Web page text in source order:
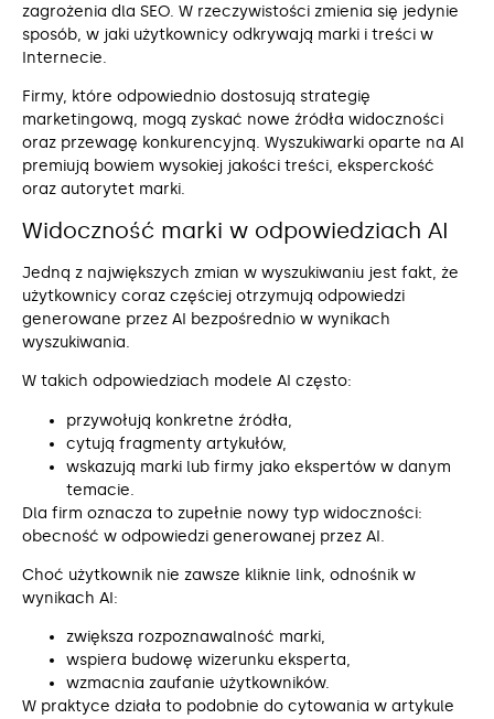
zagrożenia dla SEO. W rzeczywistości zmienia się jedynie
sposób, w jaki użytkownicy odkrywają marki i treści w
Internecie.
Firmy, które odpowiednio dostosują strategię
marketingową, mogą zyskać nowe źródła widoczności
oraz przewagę konkurencyjną. Wyszukiwarki oparte na AI
premiują bowiem wysokiej jakości treści, eksperckość
oraz autorytet marki.
Widoczność marki w odpowiedziach AI
Jedną z największych zmian w wyszukiwaniu jest fakt, że
użytkownicy coraz częściej otrzymują odpowiedzi
generowane przez AI bezpośrednio w wynikach
wyszukiwania.
W takich odpowiedziach modele AI często:
przywołują konkretne źródła,
cytują fragmenty artykułów,
wskazują marki lub firmy jako ekspertów w danym
temacie.
Dla firm oznacza to zupełnie nowy typ widoczności:
obecność w odpowiedzi generowanej przez AI.
Choć użytkownik nie zawsze kliknie link, odnośnik w
wynikach AI:
zwiększa rozpoznawalność marki,
wspiera budowę wizerunku eksperta,
wzmacnia zaufanie użytkowników.
W praktyce działa to podobnie do cytowania w artykule